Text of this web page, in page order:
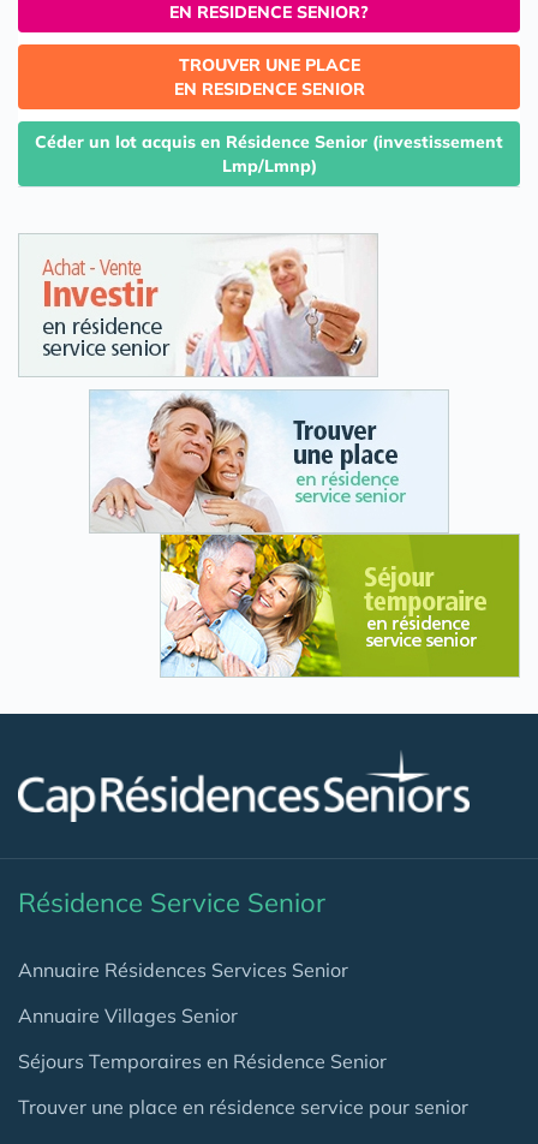
EN RESIDENCE SENIOR?
TROUVER UNE PLACE
EN RESIDENCE SENIOR
Céder un lot acquis en Résidence Senior (investissement
Lmp/Lmnp)
Résidence Service Senior
Annuaire Résidences Services Senior
Annuaire Villages Senior
Séjours Temporaires en Résidence Senior
Trouver une place en résidence service pour senior